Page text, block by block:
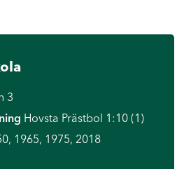
3
Hovsta Prästbol 1:10 (1)
1965, 1975, 2018